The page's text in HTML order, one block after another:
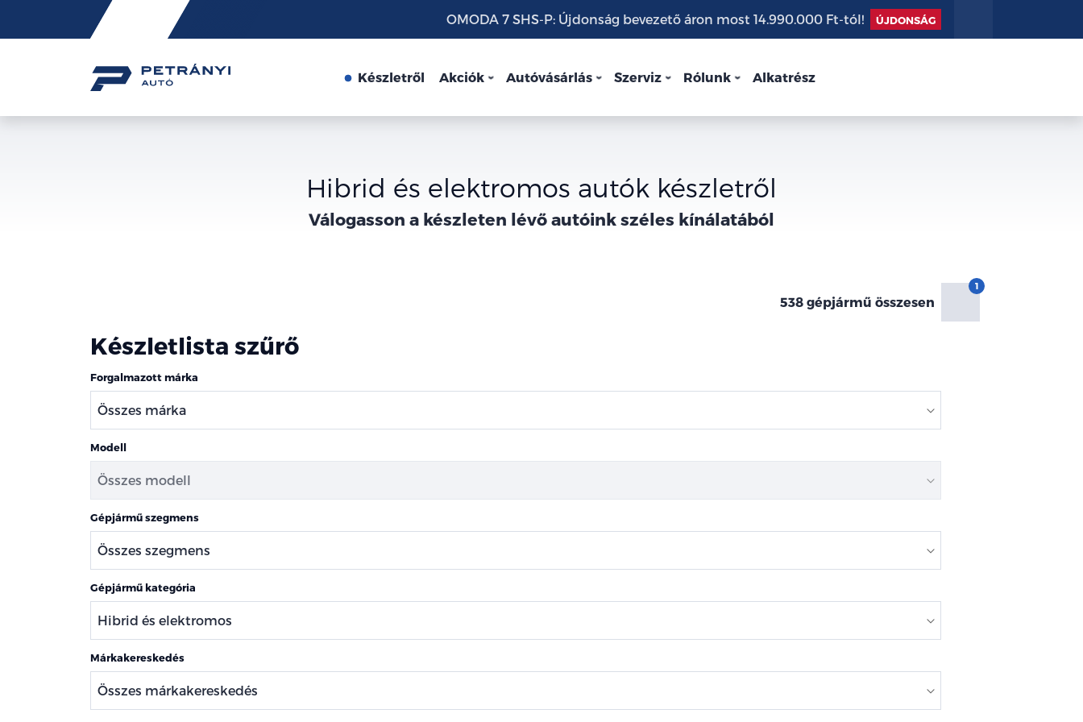
Friss
hírek
OMODA 7 SHS-P: Újdonság bevezető áron most 14.990.000 Ft-tól! ÚJDONSÁG
Készletről Akciók Autóvásárlás Szerviz Rólunk Alkatrész
Hibrid és elektromos autók készletről
Válogasson a készleten lévő autóink széles kínálatából
538 gépjármű összesen
Készletlista szűrő
Forgalmazott márka
Modell
Gépjármű szegmens
Gépjármű kategória
Márkakereskedés